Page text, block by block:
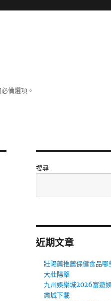
備選項。
搜尋
近期文章
壯陽藥推薦保健食品
大壯陽藥
九州娛樂城2026富遊
樂城下載